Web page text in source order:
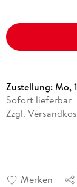
Zustellung:Mo,
Sofort lieferbar
Zzgl.
Merken